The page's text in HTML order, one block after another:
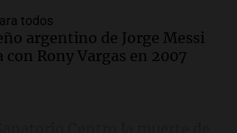
todos
argentino de Jorge Messi
Rony Vargas en 2007